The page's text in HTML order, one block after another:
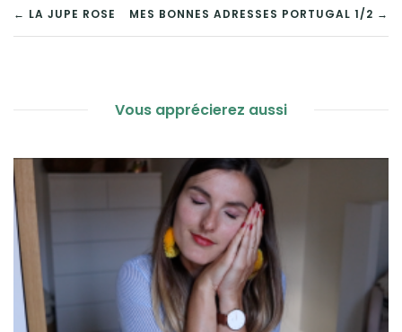
NAVIGATION
← LA JUPE ROSE MES BONNES ADRESSES PORTUGAL 1/2 →
Vous apprécierez aussi